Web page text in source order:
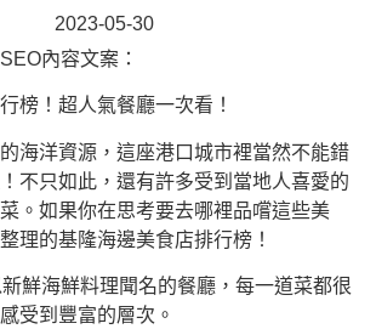
2023-05-30
內容文案：
榜！超人氣餐廳一次看！
的海洋資源，這座港口城市裡當然不能錯
不只如此，還有許多受到當地人喜愛的
。如果你在思考要去哪裡品嚐這些美
理的基隆海邊美食店排行榜！
鮮海鮮料理聞名的餐廳，每一道菜都很
受到豐富的層次。